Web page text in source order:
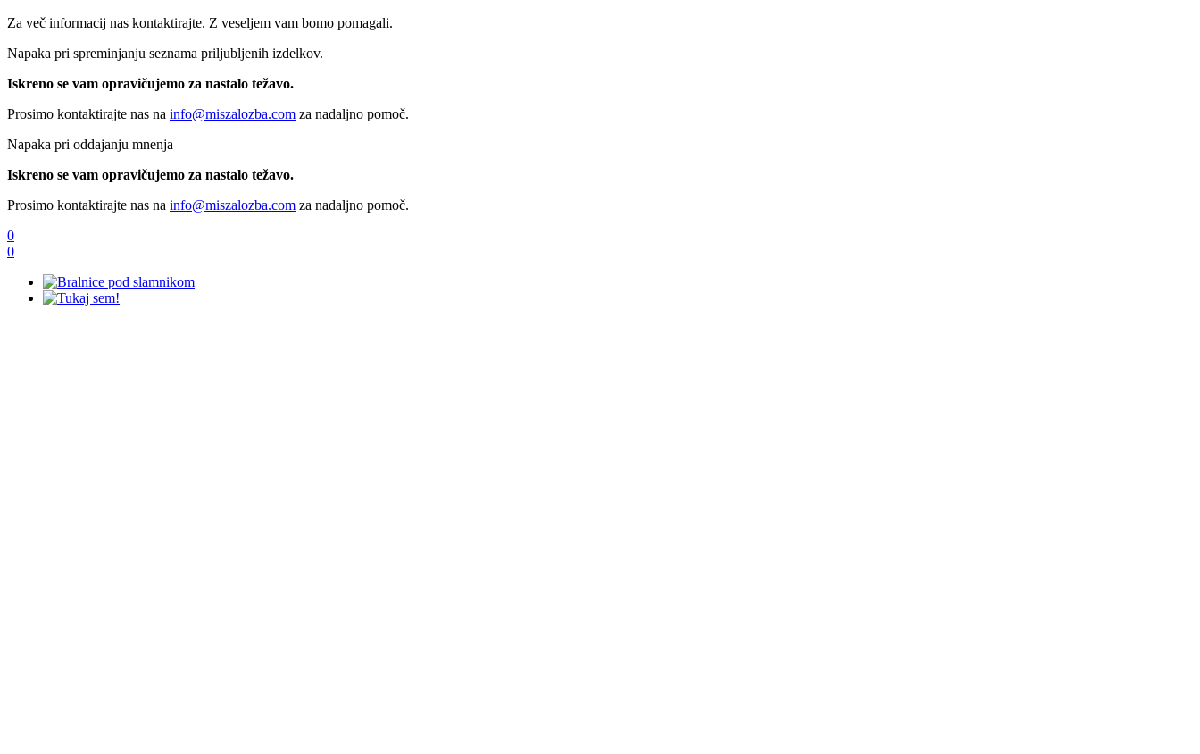
Za več informacij nas kontaktirajte. Z veseljem vam bomo pomagali.
Napaka pri spreminjanju seznama priljubljenih izdelkov.
Iskreno se vam opravičujemo za nastalo težavo.
Prosimo kontaktirajte nas na info@miszalozba.com za nadaljno pomoč.
Napaka pri oddajanju mnenja
Iskreno se vam opravičujemo za nastalo težavo.
Prosimo kontaktirajte nas na info@miszalozba.com za nadaljno pomoč.
0
0